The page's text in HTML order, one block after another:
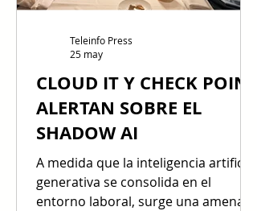
CLOUD IT Y CHECK POINT
ALERTAN SOBRE EL
SHADOW AI
A medida que la inteligencia artificial
generativa se consolida en el
entorno laboral, surge una amenaza
Teleinfo Press
25 may